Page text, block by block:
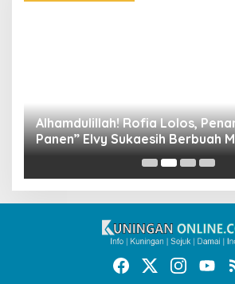
Alhamdulillah! Rofia Lolos,
Panen” Elvy Sukaesih Berbuah